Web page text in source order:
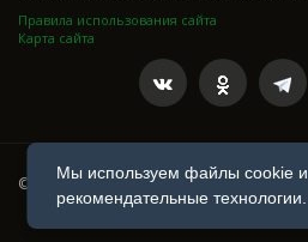
Правила использования сайта
Карта сайта
© 2021-2025 Все права защищены
Мы используем файлы cookie и
рекомендательные технологии.